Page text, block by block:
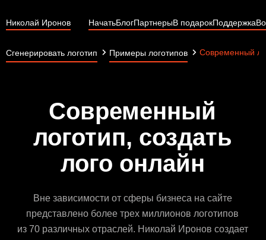
Николай Иронов НачатьБлогПартнерыВ подарокПоддержка
Сгенерировать логотип Примеры логотипов Современный
Современный
логотип, создать
лого онлайн
Вне зависимости от сферы бизнеса на сайте
представлено более трех миллионов логотипов
из 70 различных отраслей. Николай Иронов создает